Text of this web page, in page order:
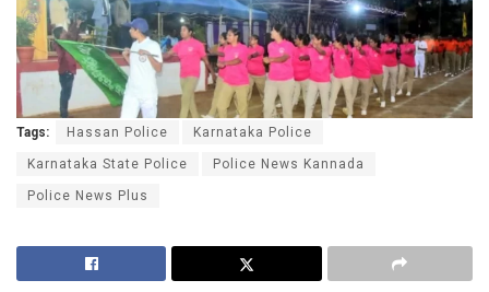
Tags: Hassan Police Karnataka Police
Karnataka State Police Police News Kannada
Police News Plus